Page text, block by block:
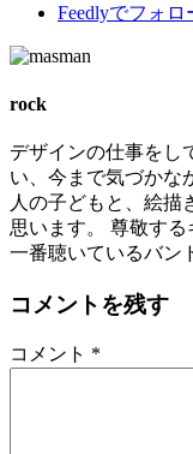
Feedlyでフォロ
rock
デザインの仕事をし
い、今まで気づかな
人の子どもと、絵描
思います。 尊敬す
一番聴いているバン
コメントを残す
コメント *